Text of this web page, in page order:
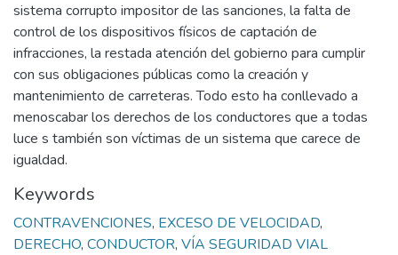
sistema corrupto impositor de las sanciones, la falta de
control de los dispositivos físicos de captación de
infracciones, la restada atención del gobierno para cumplir
con sus obligaciones públicas como la creación y
mantenimiento de carreteras. Todo esto ha conllevado a
menoscabar los derechos de los conductores que a todas
luce s también son víctimas de un sistema que carece de
igualdad.
Keywords
CONTRAVENCIONES, EXCESO DE VELOCIDAD,
DERECHO, CONDUCTOR, VÍA SEGURIDAD VIAL